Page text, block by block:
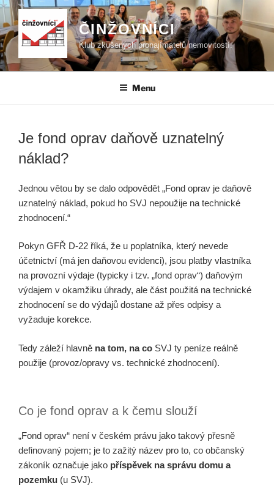
Přejít
k
obsahu
webu
ČINŽOVNÍCI
Klub zkušených pronajímatelů nemovitostí.
Menu
Je fond oprav daňově uznatelný
náklad?
Jednou větou by se dalo odpovědět „Fond oprav je daňově
uznatelný náklad, pokud ho SVJ nepoužije na technické
zhodnocení.“
Pokyn GFŘ D‑22 říká, že u poplatníka, který nevede
účetnictví (má jen daňovou evidenci), jsou platby vlastníka
na provozní výdaje (typicky i tzv. „fond oprav“) daňovým
výdajem v okamžiku úhrady, ale část použitá na technické
zhodnocení se do výdajů dostane až přes odpisy a
vyžaduje korekce.
Tedy záleží hlavně na tom, na co SVJ ty peníze reálně
použije (provoz/opravy vs. technické zhodnocení).
Co je fond oprav a k čemu slouží
„Fond oprav“ není v českém právu jako takový přesně
definovaný pojem; je to zažitý název pro to, co občanský
zákoník označuje jako příspěvek na správu domu a
pozemku (u SVJ).